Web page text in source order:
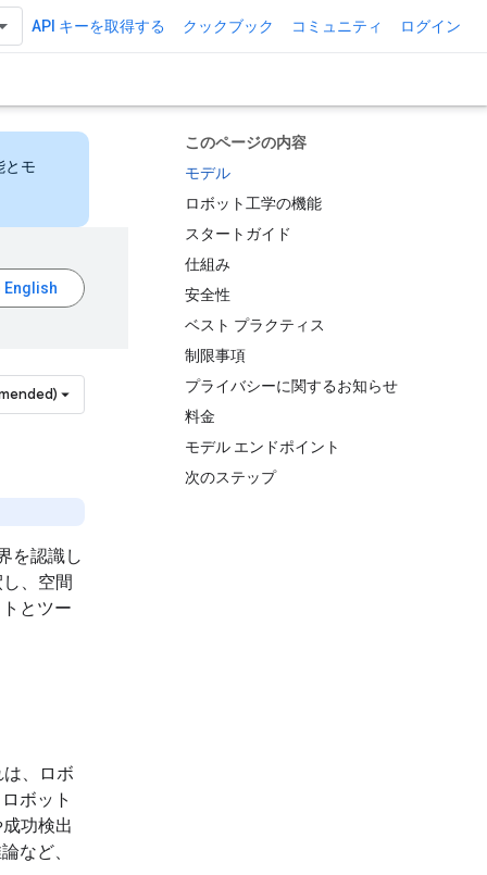
API キーを取得する クックブック コミュニティ ログイン
このページの内容
モデル
ロボット工学の機能
スタートガイド
仕組み
安全性
ベスト プラクティス
制限事項
プライバシーに関するお知らせ
料金
モデル エンドポイント
次のステップ
とモ
を認識し
、空間
とツー
、ロボ
ボット
功検出
など、